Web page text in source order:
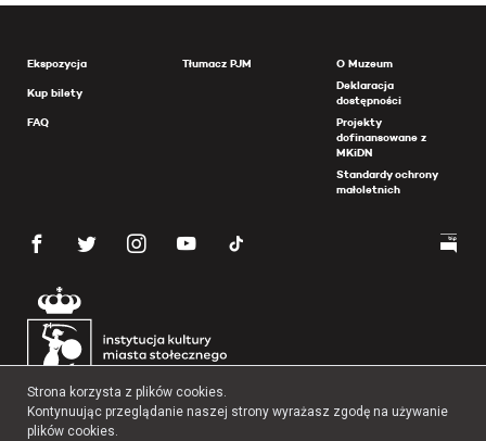
Ekspozycja
Kup bilety
FAQ
Tłumacz PJM
O Muzeum
Deklaracja
dostępności
Projekty
dofinansowane z
MKiDN
Standardy ochrony
małoletnich
Strona korzysta z plików cookies.
Kontynuując przeglądanie naszej strony wyrażasz zgodę na używanie
plików cookies.